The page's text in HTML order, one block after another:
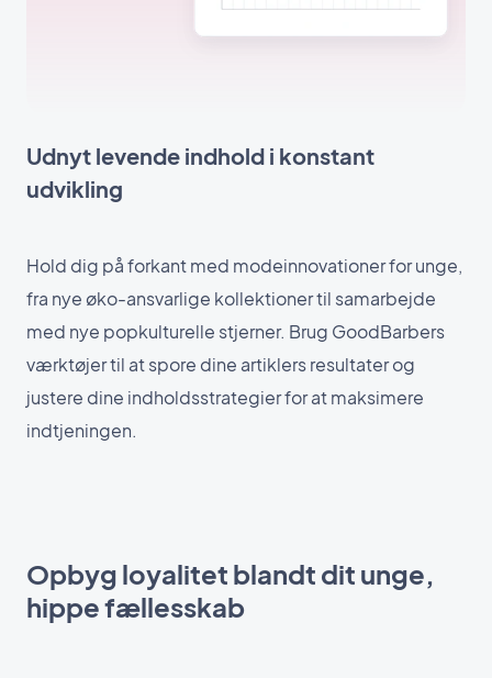
Udnyt levende indhold i konstant
udvikling
Hold dig på forkant med modeinnovationer for unge,
fra nye øko-ansvarlige kollektioner til samarbejde
med nye popkulturelle stjerner. Brug GoodBarbers
værktøjer til at spore dine artiklers resultater og
justere dine indholdsstrategier for at maksimere
indtjeningen.
Opbyg loyalitet blandt dit unge,
hippe fællesskab